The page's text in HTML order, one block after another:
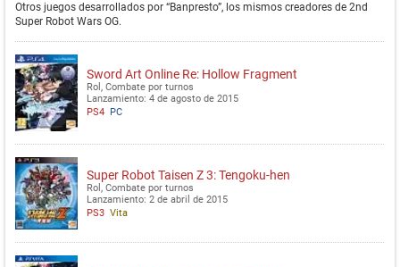
Otros juegos desarrollados por “Banpresto”, los mismos creadores de 2nd
Super Robot Wars OG.
Sword Art Online Re: Hollow Fragment
Rol, Combate por turnos
Lanzamiento: 4 de agosto de 2015
PS4 PC
Super Robot Taisen Z 3: Tengoku-hen
Rol, Combate por turnos
Lanzamiento: 2 de abril de 2015
PS3 Vita